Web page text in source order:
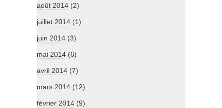
août 2014 (2)
juillet 2014 (1)
juin 2014 (3)
mai 2014 (6)
avril 2014 (7)
mars 2014 (12)
février 2014 (9)